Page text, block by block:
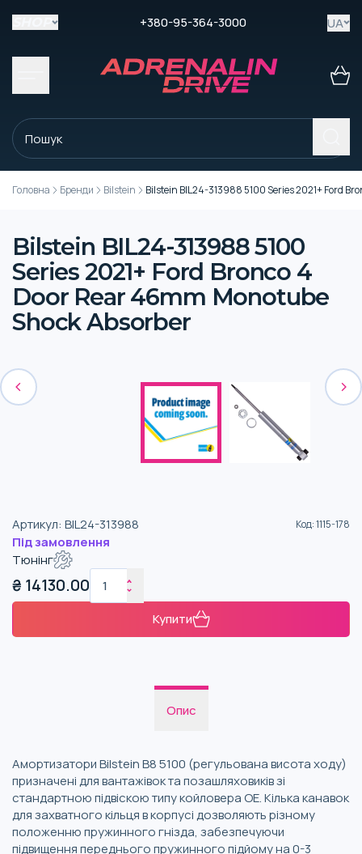
+380-95-364-3000 UA
Головна Бренди Bilstein Bilstein BIL24-313988 5100 Series 2021+ Ford
Bilstein BIL24-313988 5100
Series 2021+ Ford Bronco 4
Door Rear 46mm Monotube
Shock Absorber
Артикул: BIL24-313988 Код:1115-178
Під замовлення
Тюнінг
₴ 14130.00
Купити
Опис
Амортизатори Bilstein B8 5100 (регульована висота ходу)
призначені для вантажівок та позашляховиків зі
стандартною підвіскою типу койловера OE. Кілька канавок
для захватного кільця в корпусі дозволяють різному
положенню пружинного гнізда, забезпечуючи
підвищення переднього пружинного підйому на 0-3